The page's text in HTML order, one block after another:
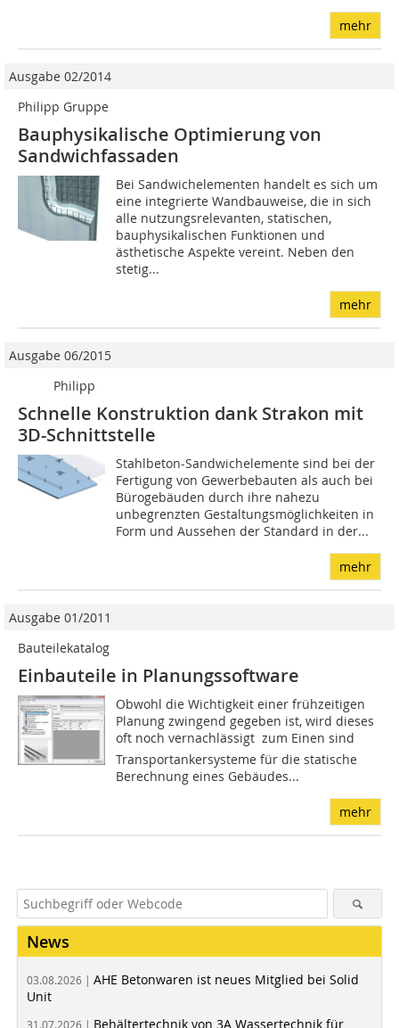
mehr
Ausgabe 02/2014
Philipp Gruppe
Bauphysikalische Optimierung von
Sandwichfassaden
Bei Sandwichelementen handelt es sich um
eine integrierte Wandbauweise, die in sich
alle nutzungsrelevanten, statischen,
bauphysikalischen Funktionen und
ästhetische Aspekte vereint. Neben den
stetig...
mehr
Ausgabe 06/2015
Philipp
Schnelle Konstruktion dank Strakon mit
3D-Schnittstelle
Stahlbeton-Sandwichelemente sind bei der
Fertigung von Gewerbebauten als auch bei
Bürogebäuden durch ihre nahezu
unbegrenzten Gestaltungsmöglichkeiten in
Form und Aussehen der Standard in der...
mehr
Ausgabe 01/2011
Bauteilekatalog
Einbauteile in Planungssoftware
Obwohl die Wichtigkeit einer frühzeitigen
Planung zwingend gegeben ist, wird dieses
oft noch vernachlässigt  zum Einen sind
Transportankersysteme für die statische
Berechnung eines Gebäudes...
mehr
News
03.08.2026 | AHE Betonwaren ist neues Mitglied bei Solid
Unit
31.07.2026 | Behältertechnik von 3A Wassertechnik für